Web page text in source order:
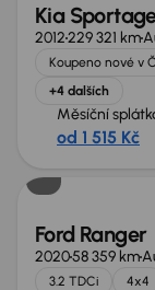
Kia
2012229 321 km
Koupeno nové v
+4 dalších
Měsíční
od 1 515 Kč
Ford Ranger
202058 359 km
3.2 TDCi 4x4